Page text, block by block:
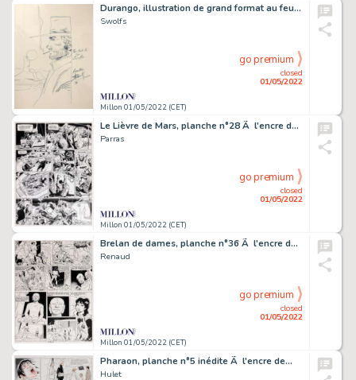
Durango, illustration de grand format au feutre…
Swolfs
Millon 01/05/2022 (CET)
closed
01/05/2022
go premium
Le Lièvre de Mars, planche n°28 Ã l'encre de…
Parras
Millon 01/05/2022 (CET)
closed
01/05/2022
go premium
Brelan de dames, planche n°36 Ã l'encre de…
Renaud
Millon 01/05/2022 (CET)
closed
01/05/2022
go premium
Pharaon, planche n°5 inédite Ã l'encre de…
Hulet